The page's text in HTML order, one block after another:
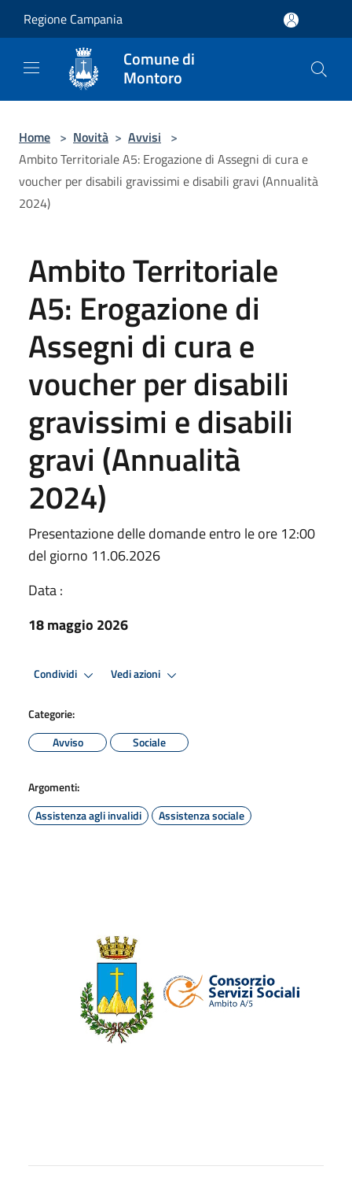
Regione Campania
Comune di
Montoro
Home > Novità > Avvisi >
Ambito Territoriale A5: Erogazione di Assegni di cura e
voucher per disabili gravissimi e disabili gravi (Annualità
2024)
Ambito Territoriale
A5: Erogazione di
Assegni di cura e
voucher per disabili
gravissimi e disabili
gravi (Annualità
2024)
Presentazione delle domande entro le ore 12:00
del giorno 11.06.2026
Data :
18 maggio 2026
Condividi Vedi azioni
Categorie:
Avviso
Sociale
Argomenti:
Assistenza agli invalidi
Assistenza sociale